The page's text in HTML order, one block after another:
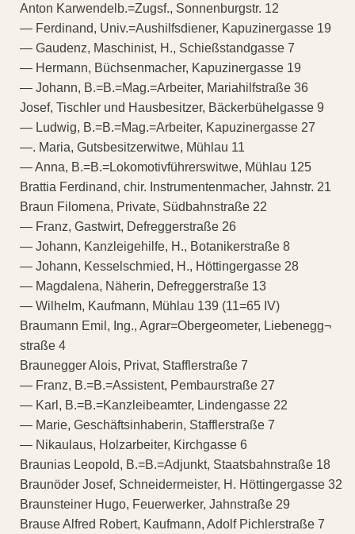
Anton Karwendelb.=Zugsf., Sonnenburgstr. 12
— Ferdinand, Univ.=Aushilfsdiener, Kapuzinergasse 19
— Gaudenz, Maschinist, H., Schießstandgasse 7
— Hermann, Büchsenmacher, Kapuzinergasse 19
— Johann, B.=B.=Mag.=Arbeiter, Mariahilfstraße 36
Josef, Tischler und Hausbesitzer, Bäckerbühelgasse 9
— Ludwig, B.=B.=Mag.=Arbeiter, Kapuzinergasse 27
—. Maria, Gutsbesitzerwitwe, Mühlau 11
— Anna, B.=B.=Lokomotivführerswitwe, Mühlau 125
Brattia Ferdinand, chir. Instrumentenmacher, Jahnstr. 21
Braun Filomena, Private, Südbahnstraße 22
— Franz, Gastwirt, Defreggerstraße 26
— Johann, Kanzleigehilfe, H., Botanikerstraße 8
— Johann, Kesselschmied, H., Höttingergasse 28
— Magdalena, Näherin, Defreggerstraße 13
— Wilhelm, Kaufmann, Mühlau 139 (11=65 IV)
Braumann Emil, Ing., Agrar=Obergeometer, Liebenegg¬
straße 4
Braunegger Alois, Privat, Stafflerstraße 7
— Franz, B.=B.=Assistent, Pembaurstraße 27
— Karl, B.=B.=Kanzleibeamter, Lindengasse 22
— Marie, Geschäftsinhaberin, Stafflerstraße 7
— Nikaulaus, Holzarbeiter, Kirchgasse 6
Braunias Leopold, B.=B.=Adjunkt, Staatsbahnstraße 18
Braunöder Josef, Schneidermeister, H. Höttingergasse 32
Braunsteiner Hugo, Feuerwerker, Jahnstraße 29
Brause Alfred Robert, Kaufmann, Adolf Pichlerstraße 7